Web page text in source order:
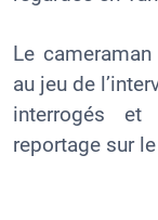
Le
au jeu de
interrogés
reportage sur